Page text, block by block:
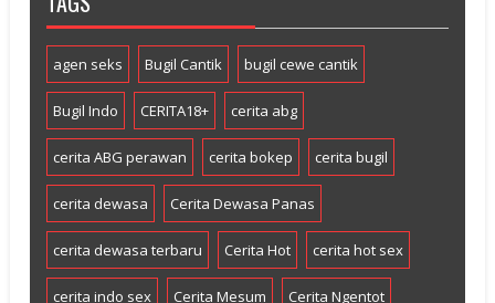
agen seks Bugil Cantik bugil cewe cantik
Bugil Indo CERITA18+ cerita abg
cerita ABG perawan cerita bokep cerita bugil
cerita dewasa Cerita Dewasa Panas
cerita dewasa terbaru Cerita Hot cerita hot sex
cerita indo sex Cerita Mesum Cerita Ngentot